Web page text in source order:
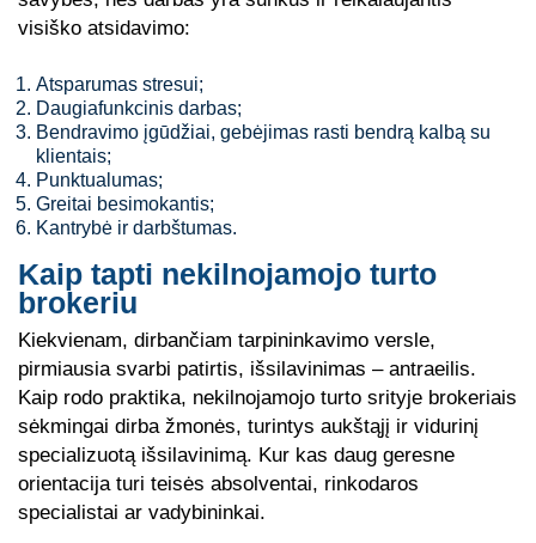
visiško atsidavimo:
Atsparumas stresui;
Daugiafunkcinis darbas;
Bendravimo įgūdžiai, gebėjimas rasti bendrą kalbą su
klientais;
Punktualumas;
Greitai besimokantis;
Kantrybė ir darbštumas.
Kaip tapti nekilnojamojo turto
brokeriu
Kiekvienam, dirbančiam tarpininkavimo versle,
pirmiausia svarbi patirtis, išsilavinimas – antraeilis.
Kaip rodo praktika, nekilnojamojo turto srityje brokeriais
sėkmingai dirba žmonės, turintys aukštąjį ir vidurinį
specializuotą išsilavinimą. Kur kas daug geresne
orientacija turi teisės absolventai, rinkodaros
specialistai ar vadybininkai.